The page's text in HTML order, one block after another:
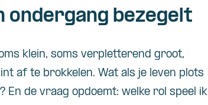
ondergang bezegelt
klein, soms verpletterend groot,
af te brokkelen. Wat als je leven plots
En de vraag opdoemt: welke rol speel ik